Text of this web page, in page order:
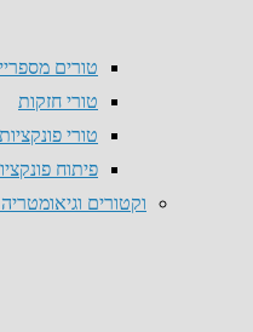
טורים
טורי חזקות
טורי פונקציות
פיתוח
וקטורים